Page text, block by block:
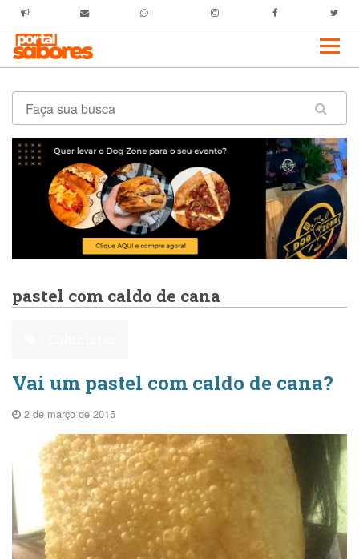
pastel com caldo de cana
Vai um pastel com caldo de cana?
2 de março de 2015